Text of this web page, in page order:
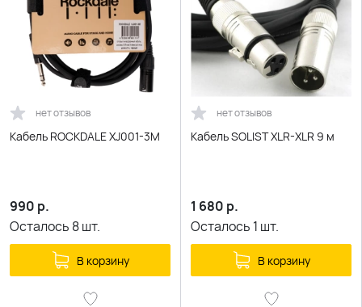
нет отзывов
Кабель ROCKDALE XJ001-3М
990 р.
Осталось 8шт.
В корзину
нет отзывов
Кабель SOLIST XLR-XLR 9 м
1 680 р.
Осталось 1 шт.
В корзину